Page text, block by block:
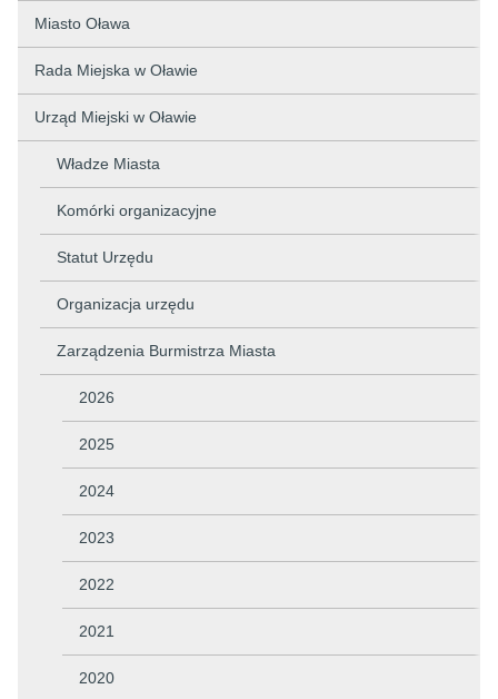
Miasto Oława
Rada Miejska w Oławie
Urząd Miejski w Oławie
Władze Miasta
Komórki organizacyjne
Statut Urzędu
Organizacja urzędu
Zarządzenia Burmistrza Miasta
2026
2025
2024
2023
2022
2021
2020